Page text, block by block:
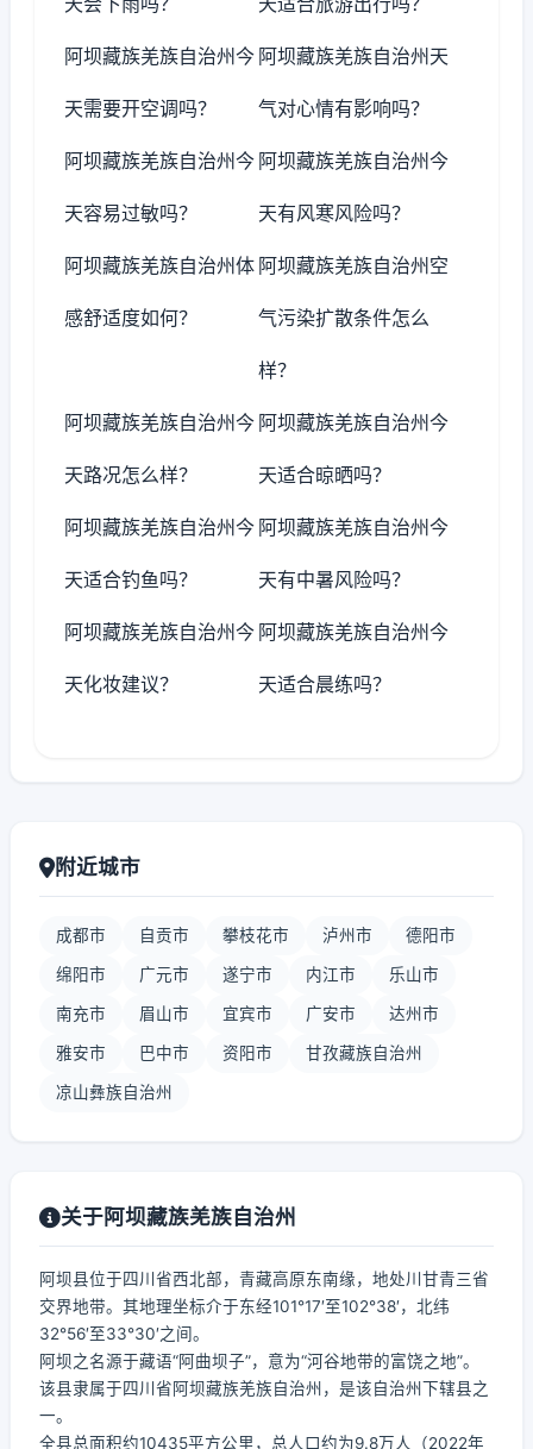
阿坝藏族羌族自治州今
天需要开空调吗？
阿坝藏族羌族自治州天
气对心情有影响吗？
阿坝藏族羌族自治州今
天容易过敏吗？
阿坝藏族羌族自治州今
天有风寒风险吗？
阿坝藏族羌族自治州体
感舒适度如何？
阿坝藏族羌族自治州空
气污染扩散条件怎么
样？
阿坝藏族羌族自治州今
天路况怎么样？
阿坝藏族羌族自治州今
天适合晾晒吗？
阿坝藏族羌族自治州今
天适合钓鱼吗？
阿坝藏族羌族自治州今
天有中暑风险吗？
阿坝藏族羌族自治州今
天化妆建议？
阿坝藏族羌族自治州今
天适合晨练吗？
附近城市
成都市 自贡市 攀枝花市 泸州市 德阳市
绵阳市 广元市 遂宁市 内江市 乐山市
南充市 眉山市 宜宾市 广安市 达州市
雅安市 巴中市 资阳市 甘孜藏族自治州
凉山彝族自治州
关于阿坝藏族羌族自治州
阿坝县位于四川省西北部，青藏高原东南缘，地处川甘青三省
交界地带。其地理坐标介于东经101°17′至102°38′，北纬
32°56′至33°30′之间。
阿坝之名源于藏语“阿曲坝子”，意为“河谷地带的富饶之地”。
该县隶属于四川省阿坝藏族羌族自治州，是该自治州下辖县之
一。
全县总面积约10435平方公里，总人口约为9.8万人（2022年